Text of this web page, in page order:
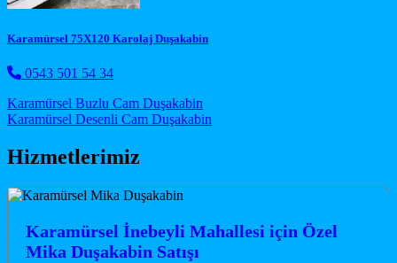
Karamürsel 75X120 Karolaj Duşakabin
0543 501 54 34
Post navigation
Karamürsel Buzlu Cam Duşakabin
Karamürsel Desenli Cam Duşakabin
Hizmetlerimiz
Karamürsel İnebeyli Mahallesi için Özel
Mika Duşakabin Satışı